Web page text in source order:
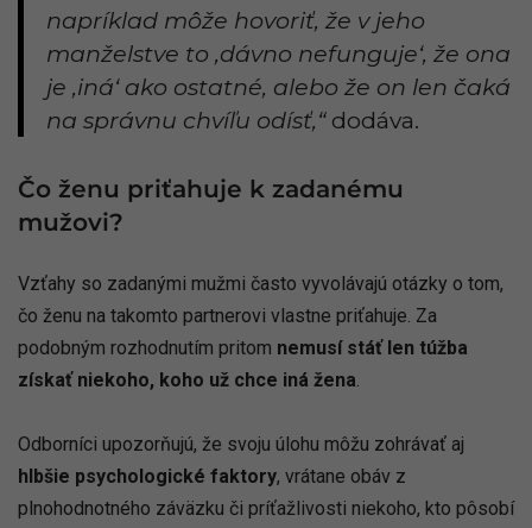
napríklad môže hovoriť, že v jeho
manželstve to ,dávno nefunguje‘, že ona
je ,iná‘ ako ostatné, alebo že on len čaká
na správnu chvíľu odísť,“dodáva.
Čo ženu priťahuje k zadanému
mužovi?
Vzťahy so zadanými mužmi často vyvolávajú otázky o tom,
čo ženu na takomto partnerovi vlastne priťahuje. Za
podobným rozhodnutím pritom nemusí stáť len túžba
získať niekoho, koho už chce iná žena.
Odborníci upozorňujú, že svoju úlohu môžu zohrávať aj
hlbšie psychologické faktory, vrátane obáv z
plnohodnotného záväzku či príťažlivosti niekoho, kto pôsobí